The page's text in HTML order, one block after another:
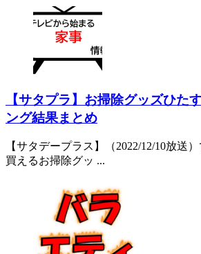
【サタプラ】お掃除グッズひた
ング結果まとめ
【サタデープラス】（2022/12/10放送
買えるお掃除グッ ...